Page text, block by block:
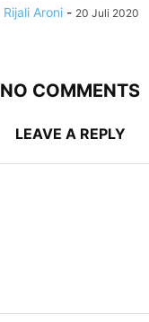
Rijali Aroni - 20 Juli 2020
NO COMMENTS
LEAVE A REPLY